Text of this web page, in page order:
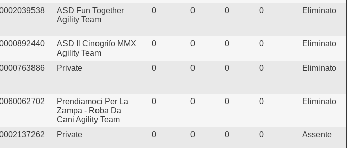
ASD Fun Together
Agility Team
0 0 0 0 Eliminato
ASD Il Cinogrifo MMX
Agility Team
0 0 0 0 Eliminato
Private 0 0 0 0 Eliminato
Prendiamoci Per La
Zampa - Roba Da
Cani Agility Team
0 0 0 0 Eliminato
Private 0 0 0 0 Assente